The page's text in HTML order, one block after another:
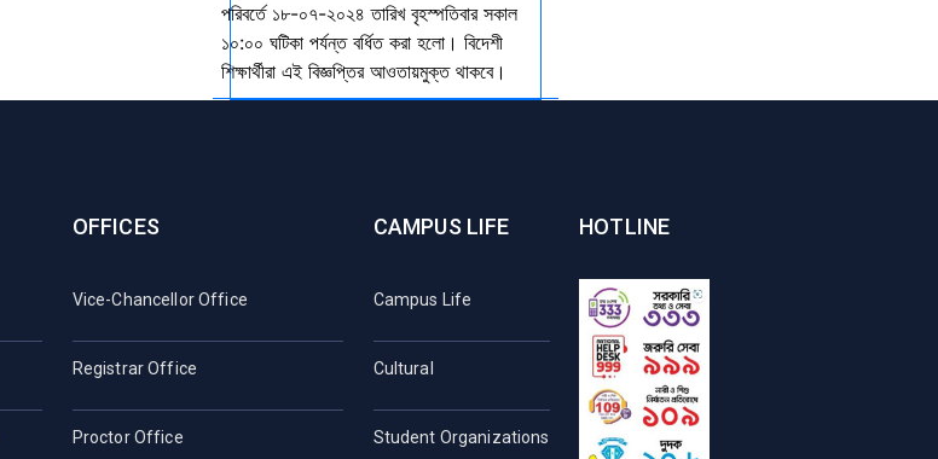
পরিবর্তে ১৮-০৭-২০২৪ তারিখ বৃহস্পতিবার সকাল
১০:০০ ঘটিকা পর্যন্ত বর্ধিত করা হলো। বিদেশী
শিক্ষার্থীরা এই বিজ্ঞপ্তির আওতায়মুক্ত থাকবে।
OFFICES
Vice-Chancellor Office
Registrar Office
Proctor Office
CAMPUS LIFE
Campus Life
Cultural
Student Organizations
HOTLINE